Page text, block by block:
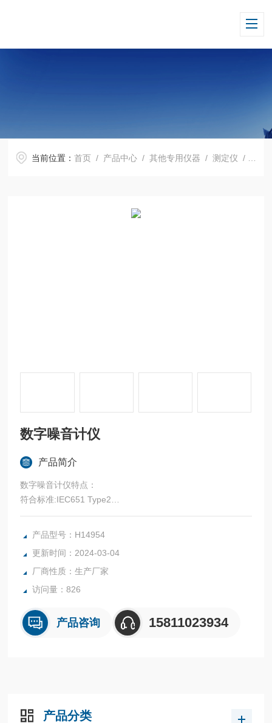
当前位置：首页 / 产品中心 /其他专用仪器 /测定仪 / H14954数字噪音计仪
数字噪音计仪
产品简介
数字噪音计仪特点：
符合标准:IEC651 Type2
频率范围:31.5Hz-8KHz
产品型号：H14954
更新时间：2024-03-04
厂商性质：生产厂家
访问量：826
产品咨询 15811023934
产品分类